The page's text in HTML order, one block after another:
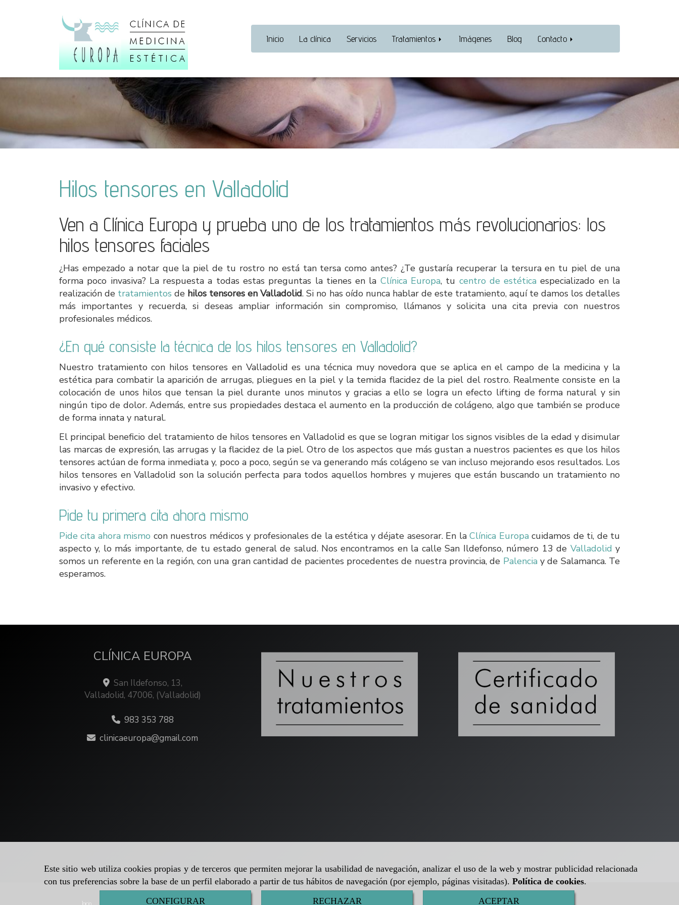
Este sitio web utiliza cookies propias y de terceros que permiten mejorar la usabilidad de navegación, analizar el uso de la web y mostrar publicidad relacionada
con tus preferencias sobre la base de un perfil elaborado a partir de tus hábitos de navegación (por ejemplo, páginas visitadas). Política de cookies.
CONFIGURAR
RECHAZAR ACEPTAR
Inicio La clínica Servicios Tratamientos Imágenes Blog Contacto
Hilos tensores en Valladolid
Ven a Clínica Europa y prueba uno de los tratamientos más revolucionarios: los
hilos tensores faciales
¿Has empezado a notar que la piel de tu rostro no está tan tersa como antes? ¿Te gustaría recuperar la tersura en tu piel de una
forma poco invasiva? La respuesta a todas estas preguntas la tienes en la Clínica Europa, tu centro de estética especializado en la
realización de tratamientos de hilos tensores en Valladolid. Si no has oído nunca hablar de este tratamiento, aquí te damos los detalles
más importantes y recuerda, si deseas ampliar información sin compromiso, llámanos y solicita una cita previa con nuestros
profesionales médicos.
¿En qué consiste la técnica de los hilos tensores en Valladolid?
Nuestro tratamiento con hilos tensores en Valladolid es una técnica muy novedora que se aplica en el campo de la medicina y la
estética para combatir la aparición de arrugas, pliegues en la piel y la temida flacidez de la piel del rostro. Realmente consiste en la
colocación de unos hilos que tensan la piel durante unos minutos y gracias a ello se logra un efecto lifting de forma natural y sin
ningún tipo de dolor. Además, entre sus propiedades destaca el aumento en la producción de colágeno, algo que también se produce
de forma innata y natural.
El principal beneficio del tratamiento de hilos tensores en Valladolid es que se logran mitigar los signos visibles de la edad y disimular
las marcas de expresión, las arrugas y la flacidez de la piel. Otro de los aspectos que más gustan a nuestros pacientes es que los hilos
tensores actúan de forma inmediata y, poco a poco, según se va generando más colágeno se van incluso mejorando esos resultados. Los
hilos tensores en Valladolid son la solución perfecta para todos aquellos hombres y mujeres que están buscando un tratamiento no
invasivo y efectivo.
Pide tu primera cita ahora mismo
Pide cita ahora mismo con nuestros médicos y profesionales de la estética y déjate asesorar. En laClínica Europacuidamos de ti, de tu
aspecto y, lo más importante, de tu estado general de salud. Nos encontramos en la calle San Ildefonso, número 13 de Valladolid y
somos un referente en la región, con una gran cantidad de pacientes procedentes de nuestra provincia, de Palenciay de Salamanca. Te
esperamos.
CLÍNICA EUROPA
San Ildefonso, 13,
Valladolid, 47006, (Valladolid)
983 353 788
clinicaeuropa
gmail.com
Inicio Política de cookies Política de privacidad